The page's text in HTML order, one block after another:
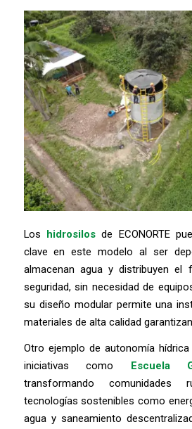
Los hidrosilos de ECONORTE
clave en este modelo al ser
almacenan agua y distribuyen el
seguridad, sin necesidad de
su diseño modular permite una
materiales de alta calidad
Otro ejemplo de autonomía
iniciativas como
Escuela
transformando comunidades
tecnologías sostenibles como
agua y saneamiento